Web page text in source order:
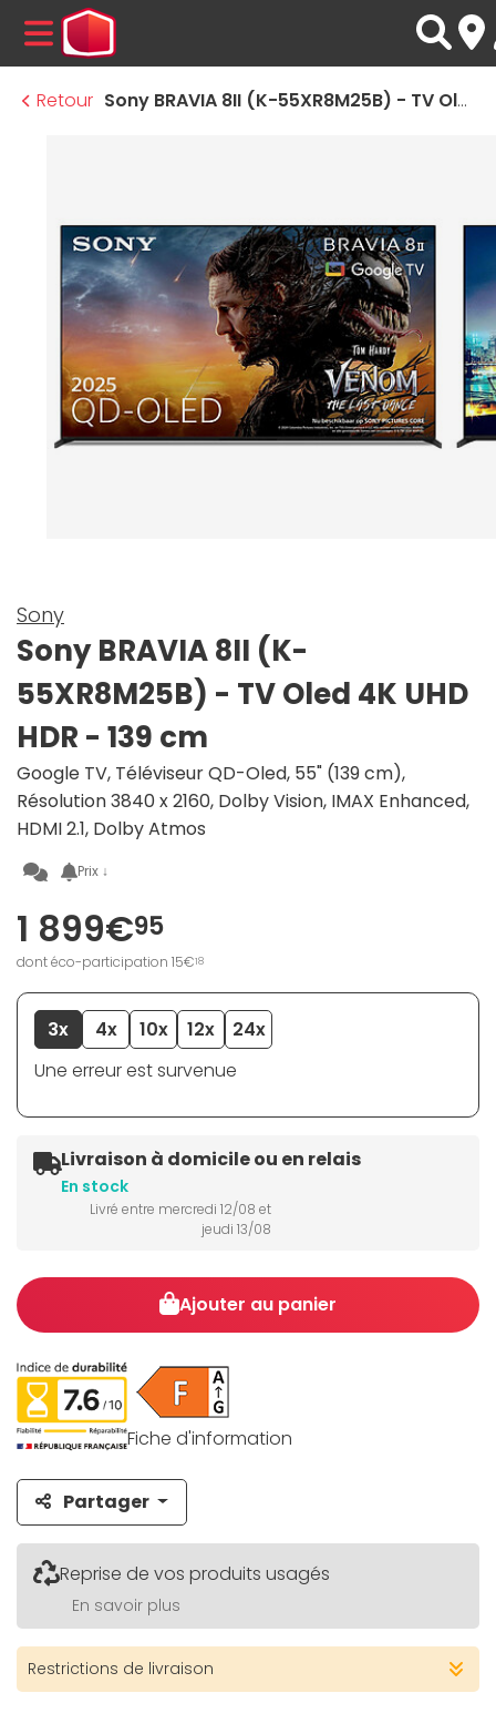
MENU
Retour
Sony BRAVIA 8II (K-55XR8M25B) - TV Oled 4K UHD HDR - 139 cm
Sony
Sony BRAVIA 8II (K-
55XR8M25B) - TV Oled 4K UHD
HDR - 139 cm
Google TV, Téléviseur QD-Oled, 55" (139 cm),
Résolution 3840 x 2160, Dolby Vision, IMAX Enhanced,
HDMI 2.1, Dolby Atmos
Prix ↓
1 899€95
dont éco-participation 15€18
3x 4x 10x 12x
24x
Une erreur est survenue
Livraison à domicile ou en relais
En stock
Livré entre mercredi 12/08 et
jeudi 13/08
Ajouter au panier
Fiche d'information
Partager
Reprise de vos produits usagés
En savoir plus
Restrictions de livraison